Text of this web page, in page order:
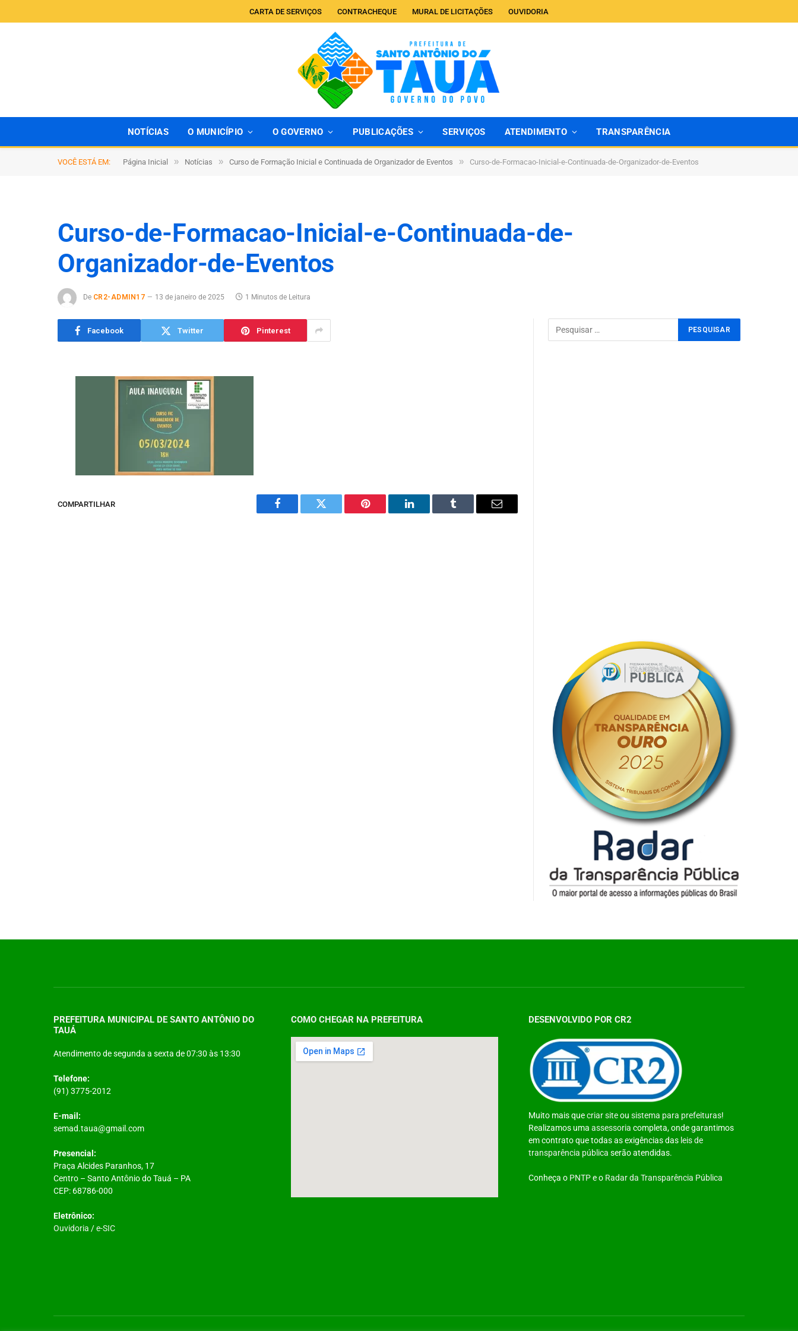
CARTA DE SERVIÇOS CONTRACHEQUE MURAL DE LICITAÇÕES OUVIDORIA
NOTÍCIAS O MUNICÍPIO O GOVERNO PUBLICAÇÕES SERVIÇOS ATENDIMENTO TRANSPARÊNCIA
VOCÊ ESTÁ EM: Página Inicial » Notícias » Curso de Formação Inicial e Continuada de Organizador de Eventos » Curso-de-Formacao-Inicial-e-Continuada-de-Organizador-de-Eventos
Curso-de-Formacao-Inicial-e-Continuada-de-
Organizador-de-Eventos
De CR2-ADMIN17 13 de janeiro de 2025 1 Minutos de Leitura
Facebook Twitter Pinterest
COMPARTILHAR
Facebook Twitter Pinterest LinkedIn Tumblr Email
PREFEITURA MUNICIPAL DE SANTO ANTÔNIO DO
TAUÁ
Atendimento de segunda a sexta de 07:30 às 13:30
Telefone:
(91) 3775-2012
E-mail:
semad.taua@gmail.com
Presencial:
Praça Alcides Paranhos, 17
Centro – Santo Antônio do Tauá – PA
CEP: 68786-000
Eletrônico:
Ouvidoria /e-SIC
COMO CHEGAR NA PREFEITURA DESENVOLVIDO POR CR2
Muito mais quecriar siteou sistema para prefeituras!
Realizamos uma assessoria completa, onde garantimos
em contrato que todas as exigências das leis de
transparência pública serão atendidas.
Conheça o PNTPe o Radar da Transparência Pública